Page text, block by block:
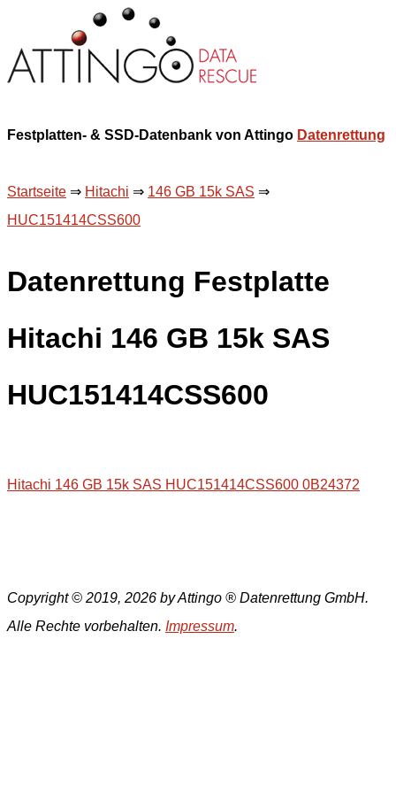
Festplatten- & SSD-Datenbank von Attingo Datenrettung
Startseite ⇒ Hitachi ⇒ 146 GB 15k SAS ⇒
HUC151414CSS600
Datenrettung Festplatte
Hitachi 146 GB 15k SAS
HUC151414CSS600
Hitachi 146 GB 15k SAS HUC151414CSS600 0B24372
Copyright © 2019, 2026 by Attingo ® Datenrettung GmbH.
Alle Rechte vorbehalten. Impressum.